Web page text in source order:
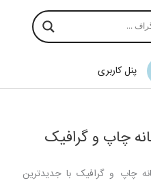
پنل کاربری
چاپ و گرافیک
چاپ و گرافیک با جدیدترین